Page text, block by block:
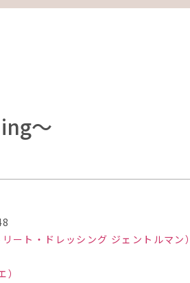
～
ート・ドレッシング ジェントルマン）